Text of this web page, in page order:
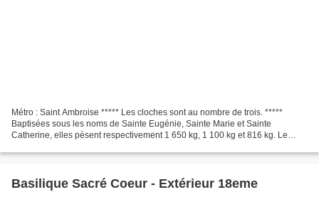
Métro : Saint Ambroise ***** Les cloches sont au nombre de trois. *****
Baptisées sous les noms de Sainte Eugénie, Sainte Marie et Sainte
Catherine, elles pèsent respectivement 1 650 kg, 1 100 kg et 816 kg. Le
Basilique Sacré Coeur - Extérieur 18eme